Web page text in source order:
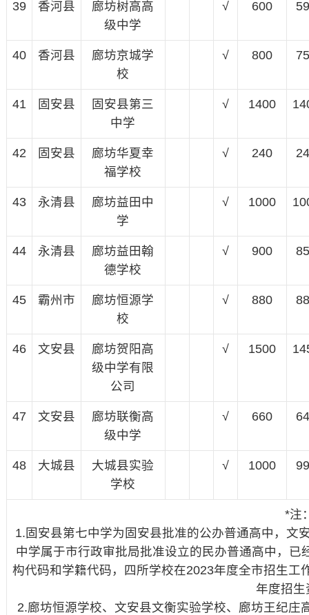
39 香河县
廊坊树高高
级中学
√ 600
40 香河县
廊坊京城学
校
√ 800
41 固安县
固安县第三
中学
√ 1400
42 固安县
廊坊华夏幸
福学校
√ 240
43 永清县
廊坊益田中
学
√ 1000
44 永清县
廊坊益田翰
德学校
√ 900
45 霸州市
廊坊恒源学
校
√ 880
46 文安县
廊坊贺阳高
级中学有限
公司
√ 1500
47 文安县
廊坊联衡高
级中学
√ 660
48 大城县
大城县实验
学校
√ 1000
*注
1.固安县第七中学为固安县批准的公办普通高中，文
中学属于市行政审批局批准设立的民办普通高中，
构代码和学籍代码，四所学校在2023年度全市招生
年度招生
2.廊坊恒源学校、文安县文衡实验学校、廊坊王纪